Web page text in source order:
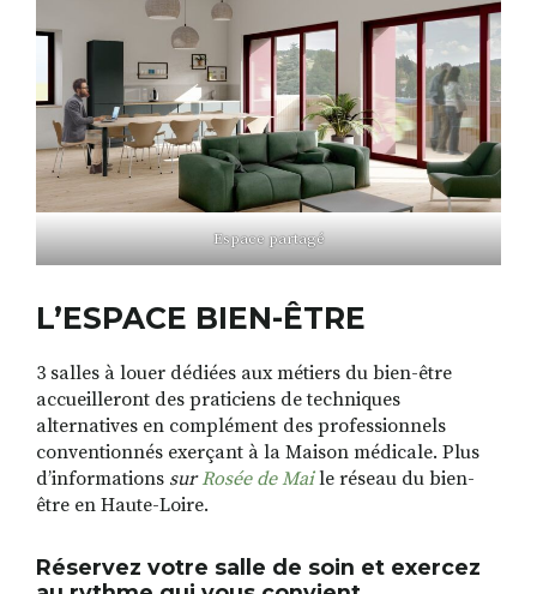
Espace partagé
L’ESPACE BIEN-ÊTRE
3 salles à louer dédiées aux métiers du bien-être
accueilleront des praticiens de techniques
alternatives en complément des professionnels
conventionnés exerçant à la Maison médicale. Plus
d’informations surRosée de Maile réseau du bien-
être en Haute-Loire.
Réservez votre salle de soin et exercez